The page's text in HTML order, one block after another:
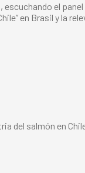
el
en Brasil y la
del salmón en